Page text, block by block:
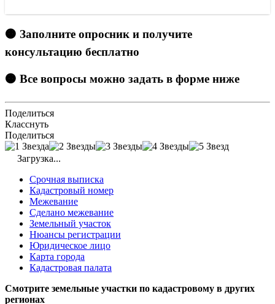
🟠 Заполните опросник и получите
консультацию бесплатно
🟠 Все вопросы можно задать в форме ниже
Поделиться
Класснуть
Поделиться
Загрузка...
Срочная выписка
Кадастровый номер
Межевание
Сделано межевание
Земельный участок
Нюансы регистрации
Юридическое лицо
Карта города
Кадастровая палата
Смотрите земельные участки по кадастровому в других
регионах